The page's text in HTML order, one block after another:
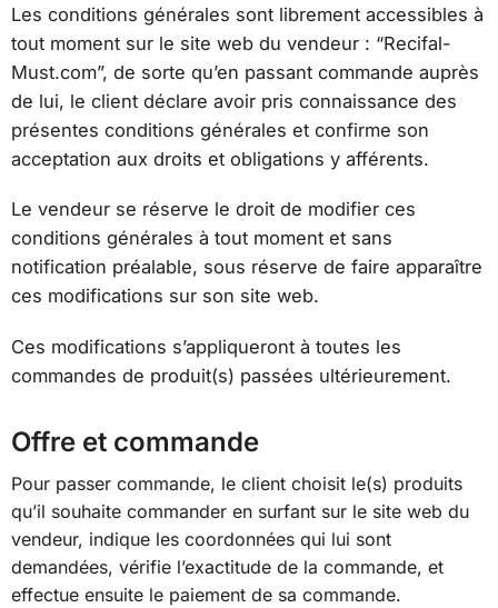
Les conditions générales sont librement accessibles à
tout moment sur le site web du vendeur : “Recifal-
Must.com”, de sorte qu’en passant commande auprès
de lui, le client déclare avoir pris connaissance des
présentes conditions générales et confirme son
acceptation aux droits et obligations y afférents.
Le vendeur se réserve le droit de modifier ces
conditions générales à tout moment et sans
notification préalable, sous réserve de faire apparaître
ces modifications sur son site web.
Ces modifications s’appliqueront à toutes les
commandes de produit(s) passées ultérieurement.
Offre et commande
Pour passer commande, le client choisit le(s) produits
qu’il souhaite commander en surfant sur le site web du
vendeur, indique les coordonnées qui lui sont
demandées, vérifie l’exactitude de la commande, et
effectue ensuite le paiement de sa commande.